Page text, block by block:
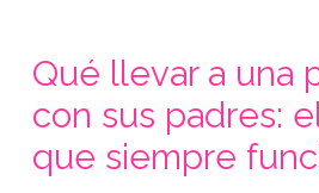
Qué llevar a una
con sus padres:
que siempre